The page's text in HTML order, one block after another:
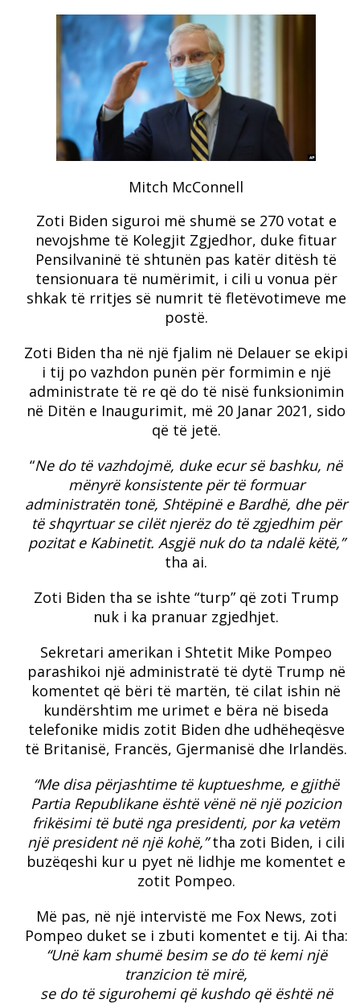
Mitch McConnell
Zoti Biden siguroi më shumë se 270 votat e
nevojshme të Kolegjit Zgjedhor, duke fituar
Pensilvaninë të shtunën pas katër ditësh të
tensionuara të numërimit, i cili u vonua për
shkak të rritjes së numrit të fletëvotimeve me
postë.
Zoti Biden tha në një fjalim në Delauer se ekipi
i tij po vazhdon punën për formimin e një
administrate të re që do të nisë funksionimin
në Ditën e Inaugurimit, më 20 Janar 2021, sido
që të jetë.
“Ne do të vazhdojmë, duke ecur së bashku, në
mënyrë konsistente për të formuar
administratën tonë, Shtëpinë e Bardhë, dhe për
të shqyrtuar se cilët njerëz do të zgjedhim për
pozitat e Kabinetit. Asgjë nuk do ta ndalë këtë,”
tha ai.
Zoti Biden tha se ishte “turp” që zoti Trump
nuk i ka pranuar zgjedhjet.
Sekretari amerikan i Shtetit Mike Pompeo
parashikoi një administratë të dytë Trump në
komentet që bëri të martën, të cilat ishin në
kundërshtim me urimet e bëra në biseda
telefonike midis zotit Biden dhe udhëheqësve
të Britanisë, Francës, Gjermanisë dhe Irlandës.
“Me disa përjashtime të kuptueshme, e gjithë
Partia Republikane është vënë në një pozicion
frikësimi të butë nga presidenti, por ka vetëm
një president në një kohë,”tha zoti Biden, i cili
buzëqeshi kur u pyet në lidhje me komentet e
zotit Pompeo.
Më pas, në një intervistë me Fox News, zoti
Pompeo duket se i zbuti komentet e tij. Ai tha:
“Unë kam shumë besim se do të kemi një
tranzicion të mirë,
se do të sigurohemi që kushdo që është në